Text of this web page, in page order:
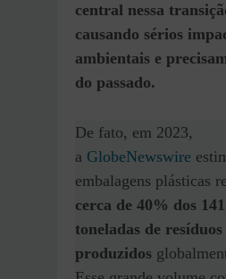
central nessa
causando sérios
ambientais e
do passado.
De fato, em 2023,
a GlobeNewswire
embalagens plásticas
cerca de 40% dos
toneladas de
produzidos